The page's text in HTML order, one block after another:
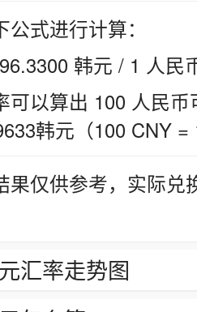
式进行计算：
韩元 / 1 人民
可以算出 100 人民
韩元（100 CNY =
果仅供参考，实际
汇率走势图